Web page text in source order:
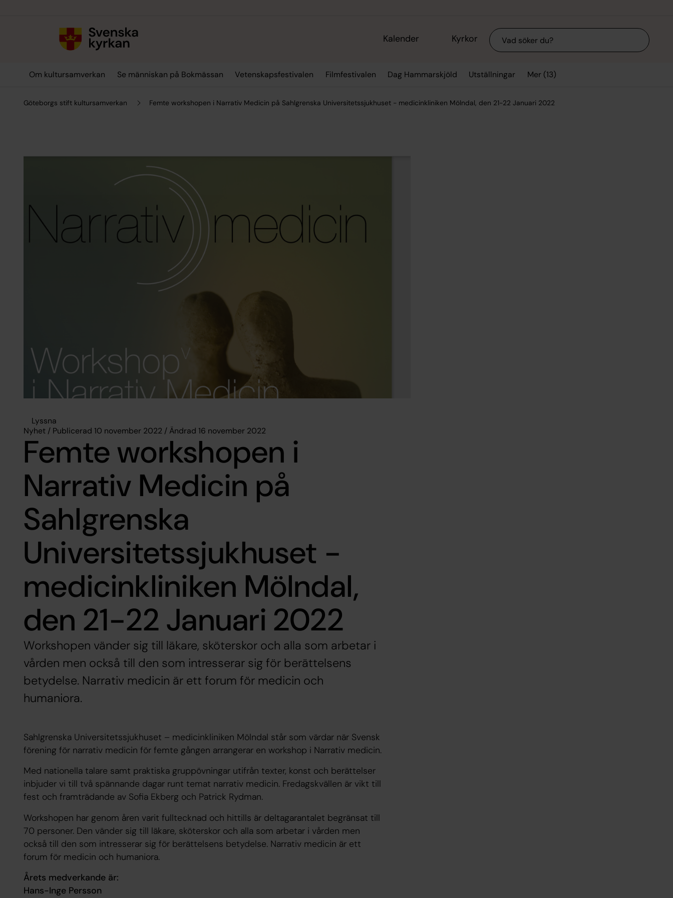
Kalender Kyrkor Sök
Om kultursamverkan Se människan på Bokmässan Vetenskapsfestivalen Filmfestivalen Dag Hammarskjöld Utställningar Mer (13)
Göteborgs stift kultursamverkan Femte workshopen i Narrativ Medicin på Sahlgrenska Universitetssjukhuset - medicinkliniken Mölndal, den 21-22 Januari 2022
Lyssna
Nyhet / Publicerad 10 november 2022 / Ändrad 16 november 2022
Femte workshopen i
Narrativ Medicin på
Sahlgrenska
Universitetssjukhuset -
medicinkliniken Mölndal,
den 21-22 Januari 2022
Workshopen vänder sig till läkare, sköterskor och alla som arbetar i
vården men också till den som intresserar sig för berättelsens
betydelse. Narrativ medicin är ett forum för medicin och
humaniora.
Sahlgrenska Universitetssjukhuset – medicinkliniken Mölndal står som värdar när Svensk
förening för narrativ medicin för femte gången arrangerar en workshop i Narrativ medicin.
Med nationella talare samt praktiska gruppövningar utifrån texter, konst och berättelser
inbjuder vi till två spännande dagar runt temat narrativ medicin. Fredagskvällen är vikt till
fest och framträdande av Sofia Ekberg och Patrick Rydman.
Workshopen har genom åren varit fulltecknad och hittills är deltagarantalet begränsat till
70 personer. Den vänder sig till läkare, sköterskor och alla som arbetar i vården men
också till den som intresserar sig för berättelsens betydelse. Narrativ medicin är ett
forum för medicin och humaniora.
Årets medverkande är:
Hans-Inge Persson